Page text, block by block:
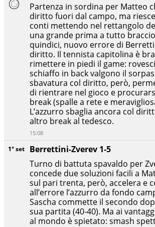
1° set
Berrettini-Zverev 1-5
Turno di battuta spavaldo per
concede due soluzioni facili a
sul pari trenta, però, accelera e
all’errore l’azzurro da fondo
Sascha commette il secondo
sua partita (40-40). Ma ai
al mondo è spietato: smash
Partenza in sordina per Matteo
diritto fuori dal campo, ma
conti mettendo nel rettangolo
una grande prima a tutto
quindici, nuovo errore di
diritto. Il tennista capitolina è
rimettere in piedi il game:
schiaffo in back valgono il
sbavatura col diritto, però,
di rientrare nel gioco e
break (spalle a rete e
L’azzurro sbaglia ancora col
altro break al tedesco.
15:08